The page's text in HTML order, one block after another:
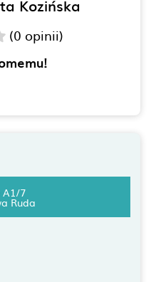
Kozińska
(0 opinii)
A1/7
Ruda